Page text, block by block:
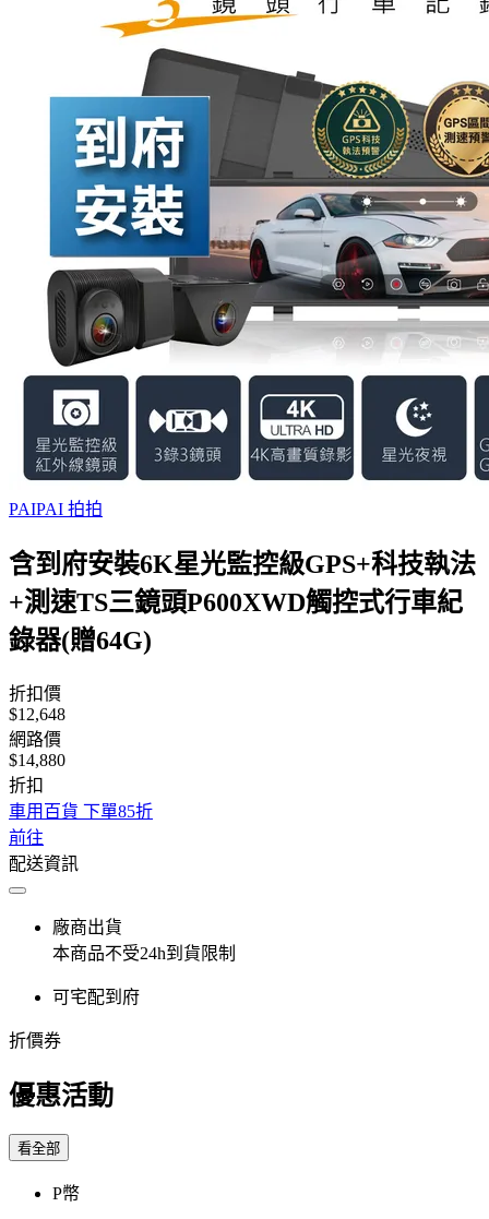
PAIPAI 拍拍
含到府安裝6K星光監控級GPS+科技執法
+測速TS三鏡頭P600XWD觸控式行車紀
錄器(贈64G)
折扣價
$12,648
網路價
$14,880
折扣
車用百貨 下單85折
前往
配送資訊
廠商出貨
本商品不受24h到貨限制
可宅配到府
折價券
優惠活動
看全部
P幣